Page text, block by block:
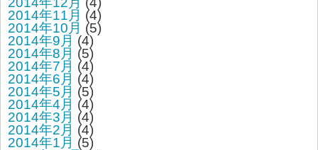
2014年11月 (4)
2014年10月 (5)
2014年9月 (4)
2014年8月 (5)
2014年7月 (4)
2014年6月 (4)
2014年5月 (5)
2014年4月 (4)
2014年3月 (4)
2014年2月 (4)
2014年1月 (5)